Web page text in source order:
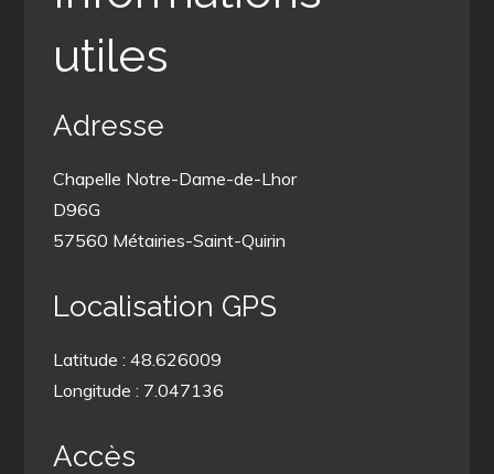
utiles
Adresse
Chapelle Notre-Dame-de-Lhor
D96G
57560 Métairies-Saint-Quirin
Localisation GPS
Latitude : 48.626009
Longitude : 7.047136
Accès